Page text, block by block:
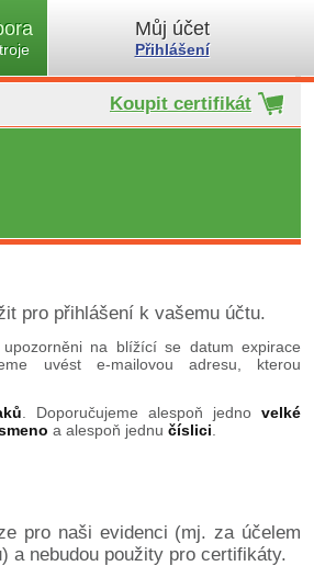
Můj účet
Přihlášení
Koupit certifikát
pro přihlášení k vašemu účtu.
na blížící se datum expirace
uvést e-mailovou adresu, kterou
. Doporučujeme alespoň jedno velké
a alespoň jednu číslici
pro naši evidenci (mj. za účelem
a nebudou použity pro certifikáty.